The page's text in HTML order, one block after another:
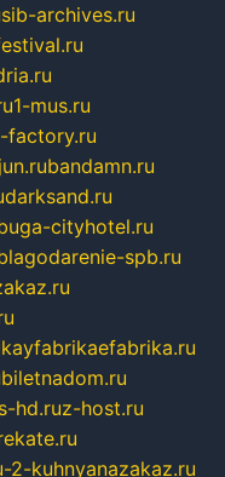
sib-archives.ru
1-mus.ru
factory.ru
bandamn.ru
darksand.ru
cityhotel.ru
spb.ru
biletnadom.ru
hd.ruz-host.ru
2-kuhnyanazakaz.ru